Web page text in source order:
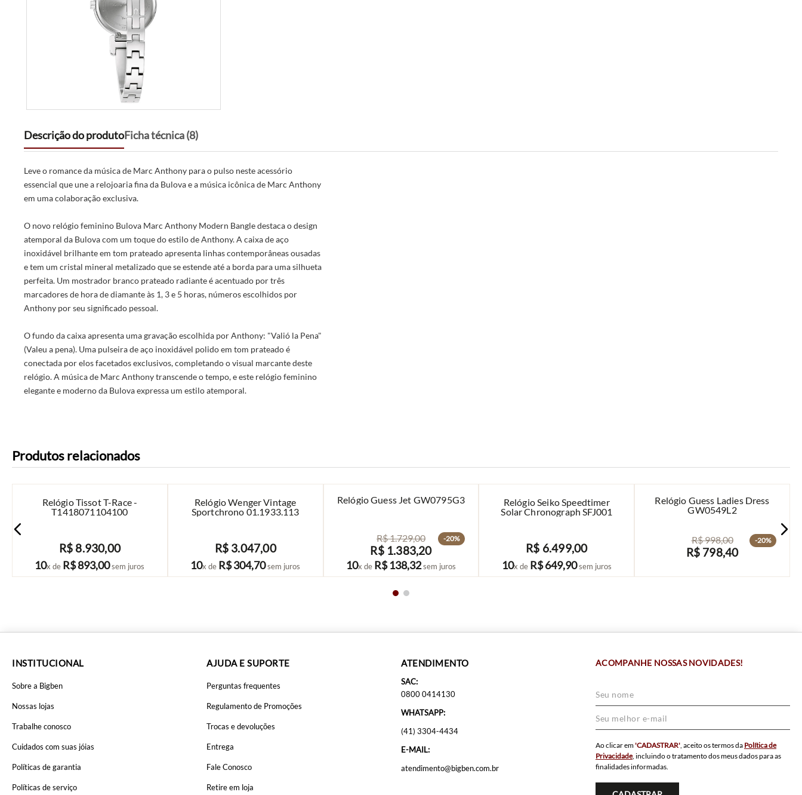
Descrição do produtoFicha técnica (8)
Leve o romance da música de Marc Anthony para o pulso neste acessório
essencial que une a relojoaria fina da Bulova e a música icônica de Marc Anthony
em uma colaboração exclusiva.
O novo relógio feminino Bulova Marc Anthony Modern Bangle destaca o design
atemporal da Bulova com um toque do estilo de Anthony. A caixa de aço
inoxidável brilhante em tom prateado apresenta linhas contemporâneas ousadas
e tem um cristal mineral metalizado que se estende até a borda para uma silhueta
perfeita. Um mostrador branco prateado radiante é acentuado por três
marcadores de hora de diamante às 1, 3 e 5 horas, números escolhidos por
Anthony por seu significado pessoal.
O fundo da caixa apresenta uma gravação escolhida por Anthony: "Valió la Pena"
(Valeu a pena). Uma pulseira de aço inoxidável polido em tom prateado é
conectada por elos facetados exclusivos, completando o visual marcante deste
relógio. A música de Marc Anthony transcende o tempo, e este relógio feminino
elegante e moderno da Bulova expressa um estilo atemporal.
Produtos relacionados
Relógio Tissot T-Race -
T1418071104100
R$ 8.930,00
10x de R$893,00sem juros
COMPRAR
Relógio Wenger Vintage
Sportchrono 01.1933.113
R$ 3.047,00
10x de R$304,70sem juros
COMPRAR
Relógio Guess Jet GW0795G3
R$1.729,00 -20%
R$ 1.383,20
10x de R$ 138,32sem juros
COMPRAR
Relógio Seiko Speedtimer
Solar Chronograph SFJ001
R$ 6.499,00
10x de R$649,90sem juros
COMPRAR
Relógio Guess Ladies Dress
GW0549L2
R$998,00 -20%
R$ 798,40
AVISE-ME
INSTITUCIONAL
Sobre a Bigben
Nossas lojas
Trabalhe conosco
Cuidados com suas jóias
Políticas de garantia
Políticas de serviço
AJUDA E SUPORTE
Perguntas frequentes
Regulamento de Promoções
Trocas e devoluções
Entrega
Fale Conosco
Retire em loja
ATENDIMENTO
SAC:
0800 0414130
WHATSAPP:
(41) 3304-4434
E-MAIL:
atendimento@bigben.com.br
ACOMPANHE NOSSAS NOVIDADES!
Ao clicar em'CADASTRAR', aceito os termos da Política de
Privacidade, incluindo o tratamento dos meus dados para as
finalidades informadas.